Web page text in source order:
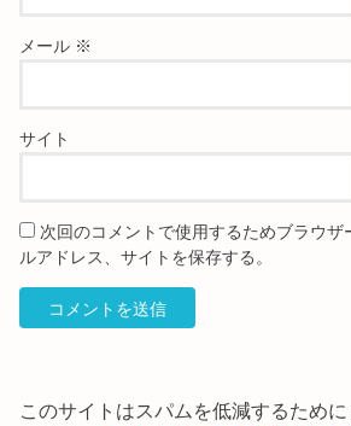
メール ※
サイト
次回のコメントで使用するためブラウザ
ルアドレス、サイトを保存する。
このサイトはスパムを低減するため